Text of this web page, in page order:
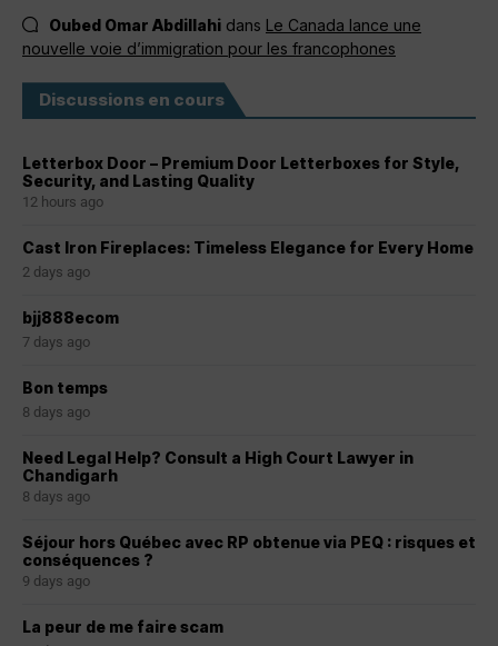
Oubed Omar Abdillahi dans Le Canada lance une
nouvelle voie d’immigration pour les francophones
Discussions en cours
Letterbox Door – Premium Door Letterboxes for Style,
Security, and Lasting Quality
12 hours ago
Cast Iron Fireplaces: Timeless Elegance for Every Home
2 days ago
bjj888ecom
7 days ago
Bon temps
8 days ago
Need Legal Help? Consult a High Court Lawyer in
Chandigarh
8 days ago
Séjour hors Québec avec RP obtenue via PEQ : risques et
conséquences ?
9 days ago
La peur de me faire scam